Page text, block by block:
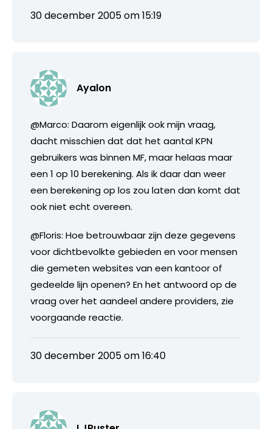
30 december 2005 om 15:19
Ayalon
@Marco: Daarom eigenlijk ook mijn vraag,
dacht misschien dat dat het aantal KPN
gebruikers was binnen MF, maar helaas maar
een 1 op 10 berekening. Als ik daar dan weer
een berekening op los zou laten dan komt dat
ook niet echt overeen.
@Floris: Hoe betrouwbaar zijn deze gegevens
voor dichtbevolkte gebieden en voor mensen
die gemeten websites van een kantoor of
gedeelde lijn openen? En het antwoord op de
vraag over het aandeel andere providers, zie
voorgaande reactie.
30 december 2005 om 16:40